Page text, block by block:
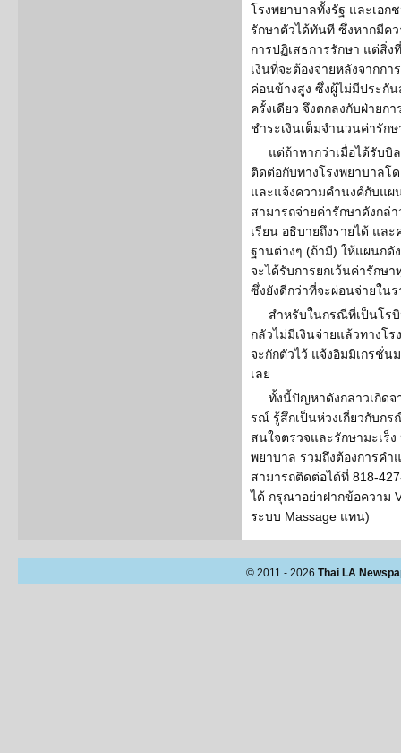
โรงพยาบาลทั้งรัฐ และเอก
รักษาตัวได้ทันที ซึ่งหากมีค
การปฏิเสธการรักษา แต่สิ่
เงินที่จะต้องจ่ายหลังจากก
ค่อนข้างสูง ซึ่งผู้ไม่มีประกั
ครั้งเดียว จึงตกลงกับฝ่ายก
ชำระเงินเต็มจำนวนค่ารักษ
แต่ถ้าหากว่าเมื่อได้รับบิ
ติดต่อกับทางโรงพยาบาลโ
และแจ้งความคำนงค์กับแผ
สามารถจ่ายค่ารักษาดังกล่
เรียน อธิบายถึงรายได้ แล
ฐานต่างๆ (ถ้ามี) ให้แผนกดั
จะได้รับการยกเว้นค่ารักษ
ซึ่งยังดีกว่าที่จะผ่อนจ่ายใน
สำหรับในกรณีที่เป็นโร
กลัวไม่มีเงินจ่ายแล้วทางโ
จะกักตัวไว้ แจ้งอิมมิเกรชั่น
เลย
ทั้งนี้ปัญหาดังกล่าวเกิดจ
รณ์ รู้สึกเป็นห่วงเกี่ยวกับกร
สนใจตรวจและรักษามะเร็
พยาบาล รวมถึงต้องการค
สามารถติดต่อได้ที่ 818-
ได้ กรุณาอย่าฝากข้อความ
ระบบ Massage แทน)
© 2011 - 2026 Thai LA